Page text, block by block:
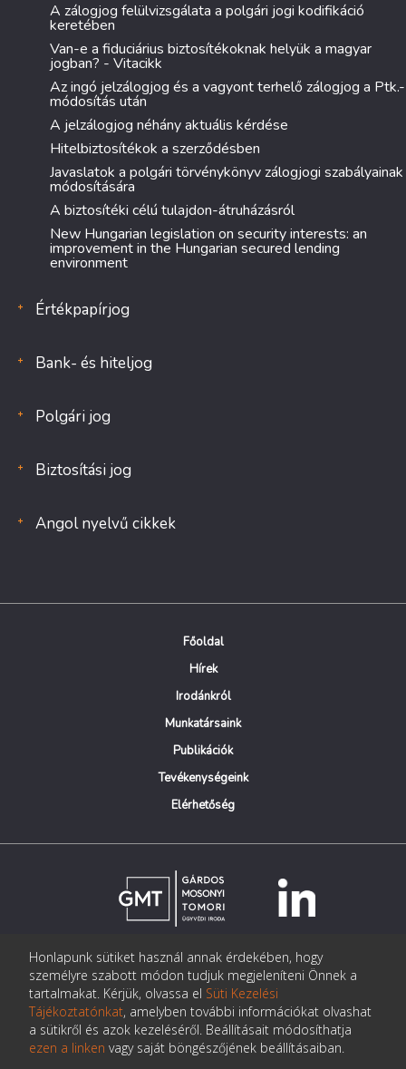
A zálogjog felülvizsgálata a polgári jogi kodifikáció
keretében
Van-e a fiduciárius biztosítékoknak helyük a magyar
jogban? - Vitacikk
Az ingó jelzálogjog és a vagyont terhelő zálogjog a Ptk.-
módosítás után
A jelzálogjog néhány aktuális kérdése
Hitelbiztosítékok a szerződésben
Javaslatok a polgári törvénykönyv zálogjogi szabályainak
módosítására
A biztosítéki célú tulajdon-átruházásról
New Hungarian legislation on security interests: an
improvement in the Hungarian secured lending
environment
Értékpapírjog
Bank- és hiteljog
Polgári jog
Biztosítási jog
Angol nyelvű cikkek
Főoldal
Hírek
Irodánkról
Munkatársaink
Publikációk
Tevékenységeink
Elérhetőség
© Copyright Gárdos Mosonyi Tomori Ügyvédi Iroda
postmaster@gmtlegal.hu
Adatkezelési tájékoztató
Honlapunk sütiket használ annak érdekében, hogy
személyre szabott módon tudjuk megjeleníteni Önnek a
tartalmakat. Kérjük, olvassa el Süti Kezelési
Tájékoztatónkat, amelyben további információkat olvashat
a sütikről és azok kezeléséről. Beállításait módosíthatja
ezen a linken vagy saját böngészőjének beállításaiban.